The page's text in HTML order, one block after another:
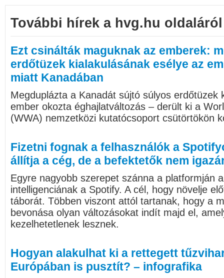
További hírek a hvg.hu oldaláról
Ezt csinálták maguknak az emberek:
erdőtüzek kialakulásának esélye az
miatt Kanadában
Megduplázta a Kanadát sújtó súlyos erdőtüzek
ember okozta éghajlatváltozás – derült ki a
(WWA) nemzetközi kutatócsoport csütörtökön
Fizetni fognak a felhasználók a
állítja a cég, de a befektetők nem
Egyre nagyobb szerepet szánna a platformján
intelligenciának a Spotify. A cél, hogy növelje
táborát. Többen viszont attól tartanak, hogy a
bevonása olyan változásokat indít majd el,
kezelhetetlenek lesznek.
Hogyan alakulhat ki a rettegett
Európában is pusztít? – infografika